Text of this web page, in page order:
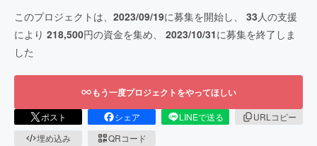
このプロジェクトは、 2023/09/19に募集を開始し、 33 人の支援
により 218,500円の資金を集め、 2023/10/31に募集を終了しま
した
もう一度プロジェクトをやってほしい
ポスト シェア LINEで送る
URLコピー
埋め込み
QRコード